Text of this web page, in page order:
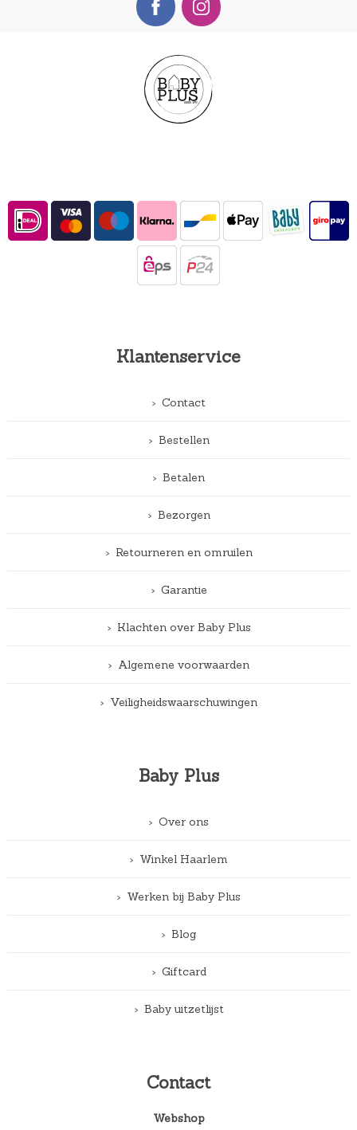
Klantenservice
Contact
Bestellen
Betalen
Bezorgen
Retourneren en omruilen
Garantie
Klachten over Baby Plus
Algemene voorwaarden
Veiligheidswaarschuwingen
Baby Plus
Over ons
Winkel Haarlem
Werken bij Baby Plus
Blog
Giftcard
Baby uitzetlijst
Contact
Webshop